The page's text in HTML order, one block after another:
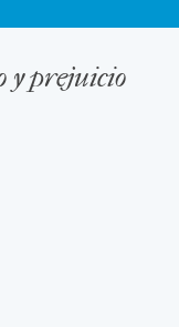
y prejuicio